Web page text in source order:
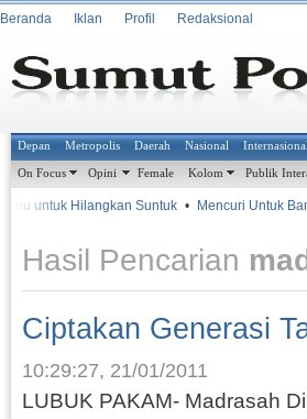
Beranda Iklan Profil Redaksional
Depan Metropolis Daerah Nasional Internasional
On Focus Opini Female Kolom Publik
untuk Hilangkan Suntuk • Mencuri Untuk
Hasil Pencarian
Ciptakan Generasi
10:29:27, 21/01/2011
LUBUK PAKAM- Madrasah